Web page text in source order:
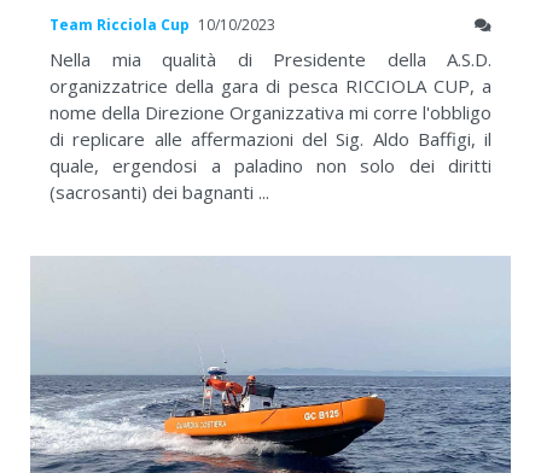
Team Ricciola Cup 10/10/2023
Nella mia qualità di Presidente della A.S.D.
organizzatrice della gara di pesca RICCIOLA CUP, a
nome della Direzione Organizzativa mi corre l'obbligo
di replicare alle affermazioni del Sig. Aldo Baffigi, il
quale, ergendosi a paladino non solo dei diritti
(sacrosanti) dei bagnanti ...